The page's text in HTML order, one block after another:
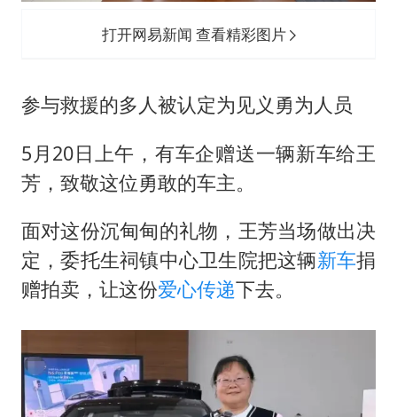
打开网易新闻 查看精彩图片
参与救援的多人被认定为见义勇为人员
5月20日上午，有车企赠送一辆新车给王
芳，致敬这位勇敢的车主。
面对这份沉甸甸的礼物，王芳当场做出决
定，委托生祠镇中心卫生院把这辆新车捐
赠拍卖，让这份爱心传递下去。